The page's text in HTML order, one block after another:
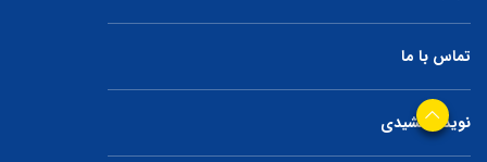
تماس با ما
نوید جمشیدی